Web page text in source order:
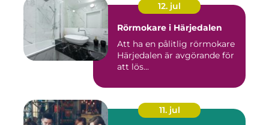
12. jul
Rörmokare i Härjedalen
Att ha en pålitlig rörmokare
Härjedalen är avgörande för
att lös...
11. jul